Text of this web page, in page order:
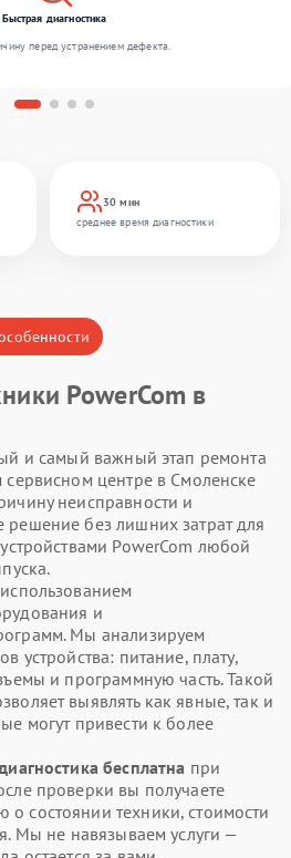
30 мин
среднее время диагностики
Быстрая диагностика
перед устранением дефекта.
PowerCom в
и самый важный этап ремонта
центре в Смоленске
неисправности и
без лишних затрат для
PowerCom любой
и
Мы анализируем
устройства: питание, плату,
и программную часть. Такой
выявлять как явные, так и
могут привести к более
бесплатна при
проверки вы получаете
состоянии техники, стоимости
Мы не навязываем услуги —